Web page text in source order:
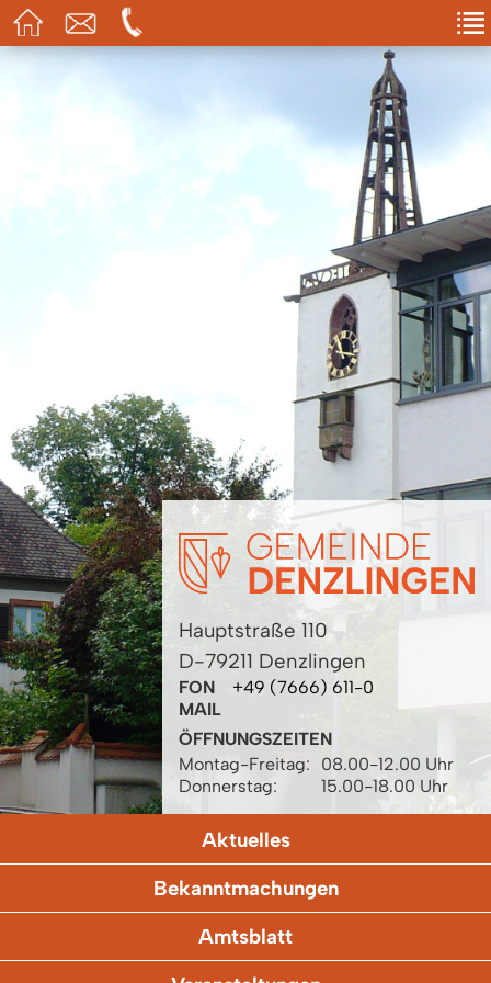
Hauptstraße 110
D-79211 Denzlingen
FON
+49 (7666) 611-0
MAIL
ÖFFNUNGSZEITEN
Montag-Freitag:
08.00-12.00 Uhr
Donnerstag:
15.00-18.00 Uhr
Aktuelles
Bekanntmachungen
Amtsblatt